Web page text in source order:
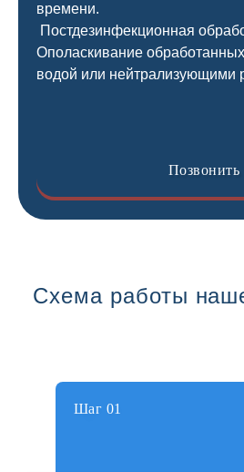
времени.
Постдезинфекционная
Ополаскивание
водой или нейтрализующими
Позвонить
Схема работы
Шаг 01